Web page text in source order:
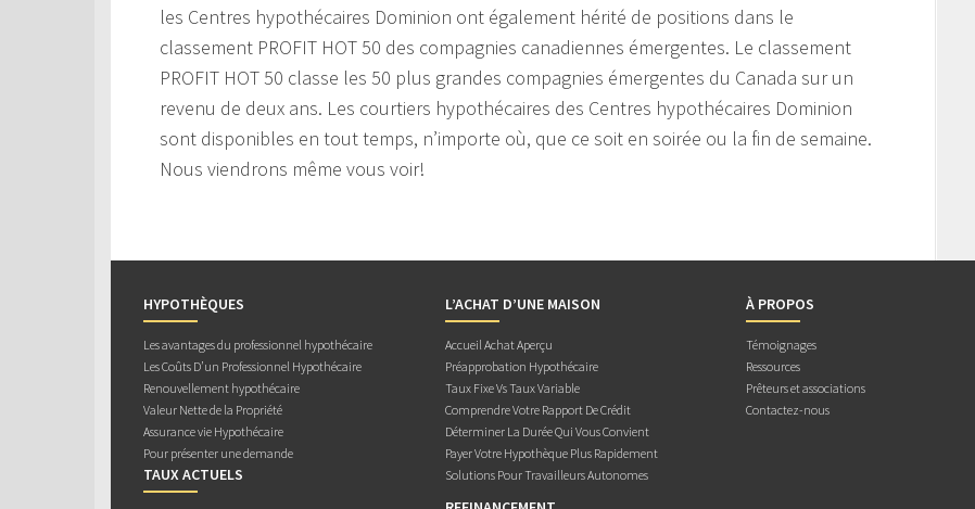
les Centres hypothécaires Dominion ont également hérité de positions dans le
classement PROFIT HOT 50 des compagnies canadiennes émergentes. Le classement
PROFIT HOT 50 classe les 50 plus grandes compagnies émergentes du Canada sur un
revenu de deux ans. Les courtiers hypothécaires des Centres hypothécaires Dominion
sont disponibles en tout temps, n’importe où, que ce soit en soirée ou la fin de semaine.
Nous viendrons même vous voir!
HYPOTHÈQUES
Les avantages du professionnel hypothécaire
Les Coûts D’un Professionnel Hypothécaire
Renouvellement hypothécaire
Valeur Nette de la Propriété
Assurance vie Hypothécaire
Pour présenter une demande
TAUX ACTUELS
L’ACHAT D’UNE MAISON
Accueil Achat Aperçu
Préapprobation Hypothécaire
Taux Fixe Vs Taux Variable
Comprendre Votre Rapport De Crédit
Déterminer La Durée Qui Vous Convient
Payer Votre Hypothèque Plus Rapidement
Solutions Pour Travailleurs Autonomes
À PROPOS
Témoignages
Ressources
Prêteurs et associations
Contactez-nous